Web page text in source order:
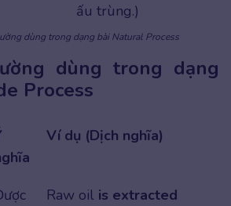
ấu trùng.)
dùng trong dạng bài Natural Process
dùng trong dạng
Process
Ví dụ (Dịch nghĩa)
Raw oil is extracted